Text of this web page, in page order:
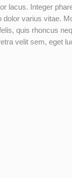
lacus. Integer
varius vitae.
quis rhoncus
velit sem, eget